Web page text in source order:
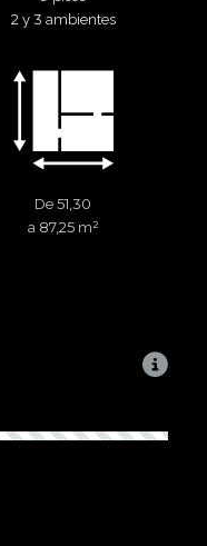
2y 3 ambientes
De 51,30
a 87,25m²